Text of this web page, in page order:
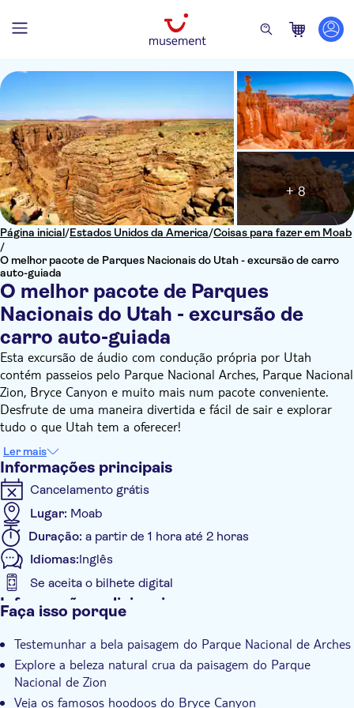
Página inicial/Estados Unidos da America/Coisas para fazer em Moab
/
O melhor pacote de Parques Nacionais do Utah - excursão de carro
auto-guiada
O melhor pacote de Parques
Nacionais do Utah - excursão de
carro auto-guiada
+ 8
Esta excursão de áudio com condução própria por Utah
contém passeios pelo Parque Nacional Arches, Parque Nacional
Zion, Bryce Canyon e muito mais num pacote conveniente.
Desfrute de uma maneira divertida e fácil de sair e explorar
tudo o que Utah tem a oferecer!
Você começará descobrindo a maravilha que desafia a
gravidade do Arches National Park, onde imensos arcos
rochosos parecem impossivelmente suspensos no ar. Descubra
a vida escondida no deserto, maravilhe-se com formações
rochosas impossíveis e arcos imponentes que foram criados há
milhões de anos e saiba como tudo isso surgiu. Ao longo do
caminho, ouça a história fascinante dos povos Ute e Paiute,
que viveram aqui por milhares de anos.
Depois, descubra por que os pioneiros mórmons achavam que
o Parque Nacional de Zion era o paraíso na terra! Visite
maravilhas naturais como o Templo de Sinawava e a Pedra
geológica até os primeiros povos que viveram aqui e gravaram
petróglifos nas paredes do cânion. Veja piscinas de esmeralda,
picos de montanhas impressionantes e muito, muito mais.
Outros pontos de interesse visitados na excursão são Bryce
Ler mais
Informações principais
Cancelamento grátis
Lugar: Moab
Duração: a partir de 1 hora até 2 horas
Idiomas:Inglês
Se aceita o bilhete digital
Informações adicionais
Tour com audio guia
Voucher eletrônico
Com audioguia
Faça isso porque
Testemunhar a bela paisagem do Parque Nacional de Arches
Explore a beleza natural crua da paisagem do Parque
Nacional de Zion
Veja os famosos hoodoos do Bryce Canyon